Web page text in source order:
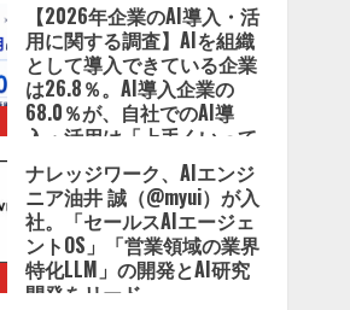
【2026年企業のAI導入・活
用に関する調査】AIを組織
として導入できている企業
は26.8％。AI導入企業の
68.0％が、自社でのAI導
入・活用は「上手くいって
いる」と回答
2026/08/07/13:53:50
ナレッジワーク、AIエンジ
ニア油井 誠（@myui）が入
社。「セールスAIエージェ
ントOS」「営業領域の業界
特化LLM」の開発とAI研究
開発をリード